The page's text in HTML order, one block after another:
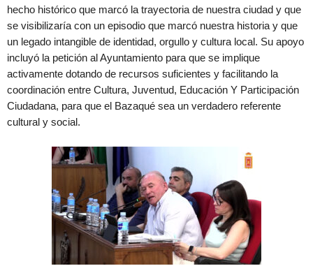
hecho histórico que marcó la trayectoria de nuestra ciudad y que
se visibilizaría con un episodio que marcó nuestra historia y que
un legado intangible de identidad, orgullo y cultura local. Su apoyo
incluyó la petición al Ayuntamiento para que se implique
activamente dotando de recursos suficientes y facilitando la
coordinación entre Cultura, Juventud, Educación Y Participación
Ciudadana, para que el Bazaqué sea un verdadero referente
cultural y social.